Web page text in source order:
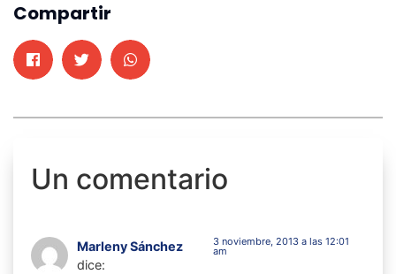
Compartir
Un comentario
Marleny Sánchez
dice:
3 noviembre, 2013 a las 12:01
am